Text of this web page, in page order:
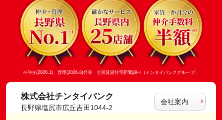
※仲介(2026.1)、管理(2026.8)発表 全国賃貸住宅新聞調べ（チンタイバンクグループ）
株式会社チンタイバンク
長野県塩尻市広丘吉田1044-2
会社案内